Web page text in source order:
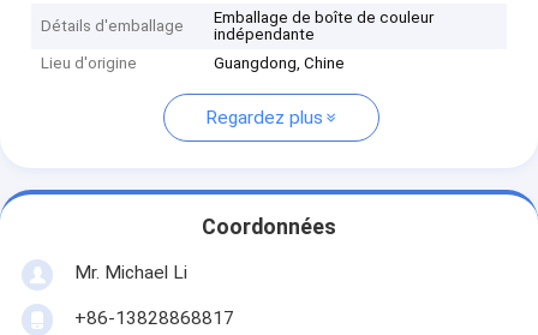
Détails d'emballage
Emballage de boîte de couleur
indépendante
Lieu d'origine
Guangdong, Chine
Regardez plus
Coordonnées
Mr. Michael Li
+86-13828868817